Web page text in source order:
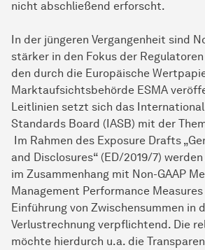
nicht abschließend erforscht.
In der jüngeren Vergangenheit sind
stärker in den Fokus der
den durch die Europäische
Marktaufsichtsbehörde ESMA
Leitlinien setzt sich das
Standards Board (IASB) mit der
Im Rahmen des Exposure Drafts
and Disclosures“ (ED/2019/7)
im Zusammenhang mit Non-GAAP
Management Performance
Einführung von Zwischensummen in
Verlustrechnung verpflichtend. Die
möchte hierdurch u.a. die